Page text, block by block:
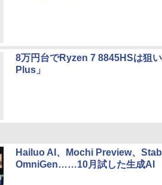
8万円台でRyzen 7 8845HSは狙
Plus」
Hailuo AI、Mochi Preview、
OmniGen……10月試した生成AI